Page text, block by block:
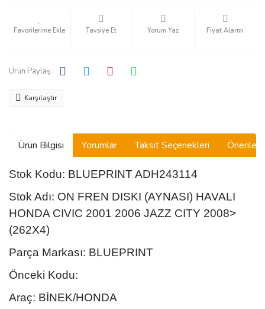
Tavsiye Et Yorum Yaz Fiyat Alarmı
Ürün Paylaş :
Karşılaştır
Ürün Bilgisi Yorumlar Taksit Seçenekleri
Stok Kodu: BLUEPRINT ADH243114
Stok Adı: ON FREN DISKI (AYNASI) HAVALI
HONDA CIVIC 2001 2006 JAZZ CITY 2008>
(262X4)
Parça Markası: BLUEPRINT
Önceki Kodu:
Araç: BİNEK/HONDA